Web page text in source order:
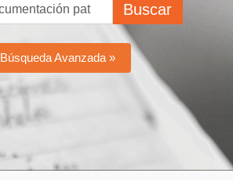
Buscar
Búsqueda Avanzada »